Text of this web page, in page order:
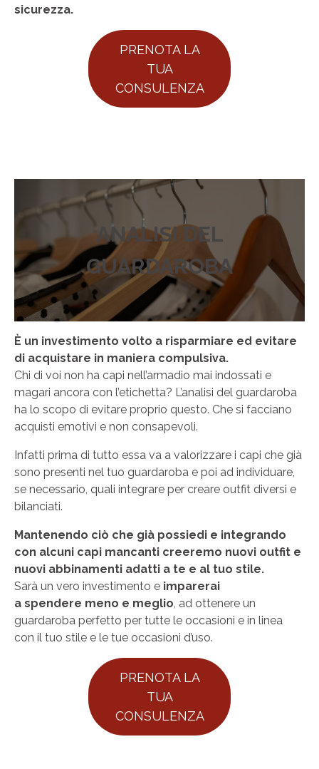
sicurezza.
PRENOTA LA
TUA
CONSULENZA
ANALISI DEL
GUARDAROBA
È un investimento volto a risparmiare ed evitare
di acquistare in maniera compulsiva.
Chi di voi non ha capi nell’armadio mai indossati e
magari ancora con l’etichetta? L’analisi del guardaroba
ha lo scopo di evitare proprio questo. Che si facciano
acquisti emotivi e non consapevoli.
Infatti prima di tutto essa va a valorizzare i capi che già
sono presenti nel tuo guardaroba e poi ad individuare,
se necessario, quali integrare per creare outfit diversi e
bilanciati.
Mantenendo ciò che già possiedi e integrando
con alcuni capi mancanti creeremo nuovi outfit e
nuovi abbinamenti adatti a te e al tuo stile.
Sarà un vero investimento e imparerai
a spendere meno e meglio, ad ottenere un
guardaroba perfetto per tutte le occasioni e in linea
con il tuo stile e le tue occasioni d’uso.
PRENOTA LA
TUA
CONSULENZA